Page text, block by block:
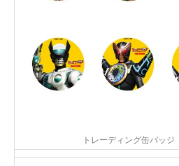
トレーディング缶バッジ